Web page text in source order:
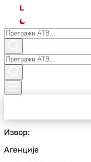
L
Извор:
Агенције